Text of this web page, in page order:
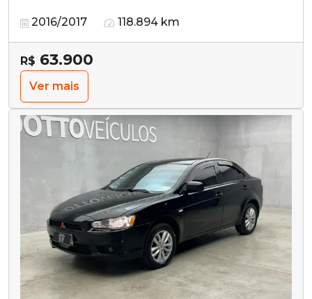
2016/2017 118.894 km
R$ 63.900
Ver mais